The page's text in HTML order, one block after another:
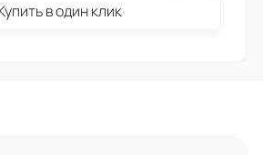
в один клик